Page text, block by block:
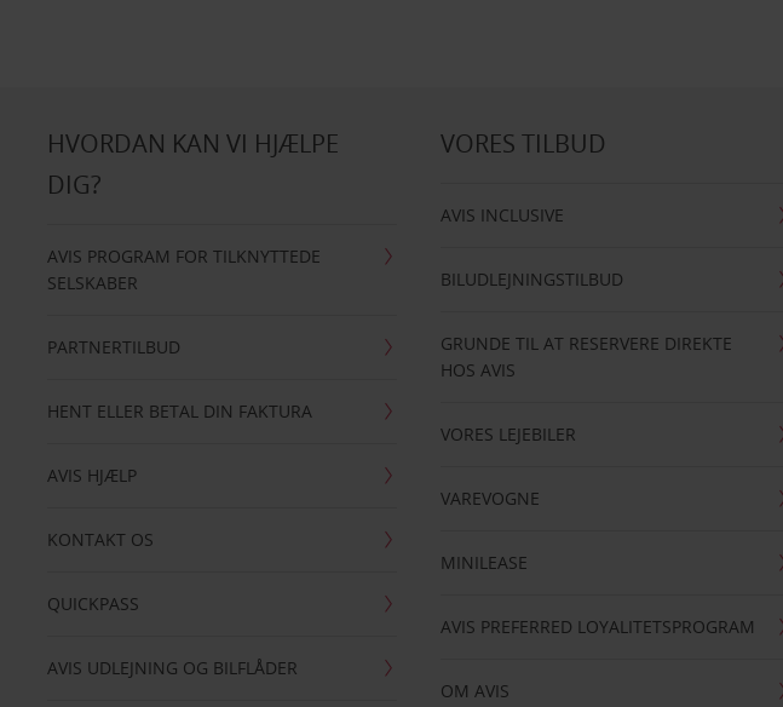
HVORDAN KAN VI HJÆLPE
DIG?
AVIS PROGRAM FOR TILKNYTTEDE
SELSKABER
PARTNERTILBUD
HENT ELLER BETAL DIN FAKTURA
AVIS HJÆLP
KONTAKT OS
QUICKPASS
AVIS UDLEJNING OG BILFLÅDER
VORES TILBUD
AVIS INCLUSIVE
BILUDLEJNINGSTILBUD
GRUNDE TIL AT RESERVERE DIREKTE
HOS AVIS
VORES LEJEBILER
VAREVOGNE
MINILEASE
AVIS PREFERRED LOYALITETSPROGRAM
OM AVIS